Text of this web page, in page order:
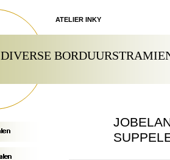
ATELIER INKY
DIVERSE